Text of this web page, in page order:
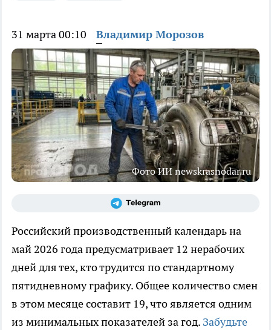
31 марта 00:10 Владимир Морозов
Фото ИИ newskrasnodar.ru
Российский производственный календарь на
май 2026 года предусматривает 12 нерабочих
дней для тех, кто трудится по стандартному
пятидневному графику. Общее количество смен
в этом месяце составит 19, что является одним
из минимальных показателей за год. Забудьте